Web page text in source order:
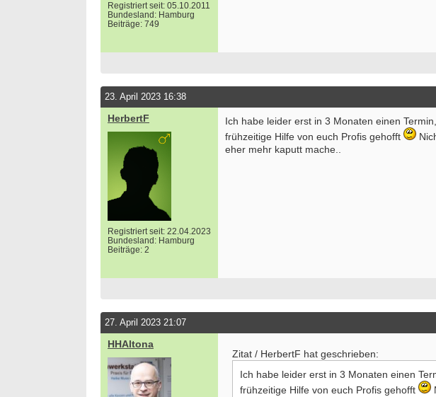
Registriert seit: 05.10.2011
Bundesland: Hamburg
Beiträge: 749
23. April 2023 16:38
HerbertF
Registriert seit: 22.04.2023
Bundesland: Hamburg
Beiträge: 2
Ich habe leider erst in 3 Monaten einen
frühzeitige Hilfe von euch Profis gehofft
eher mehr kaputt mache..
27. April 2023 21:07
HHAltona
Zitat / HerbertF hat geschrieben:
Ich habe leider erst in 3 Monaten einen
frühzeitige Hilfe von euch Profis gehofft